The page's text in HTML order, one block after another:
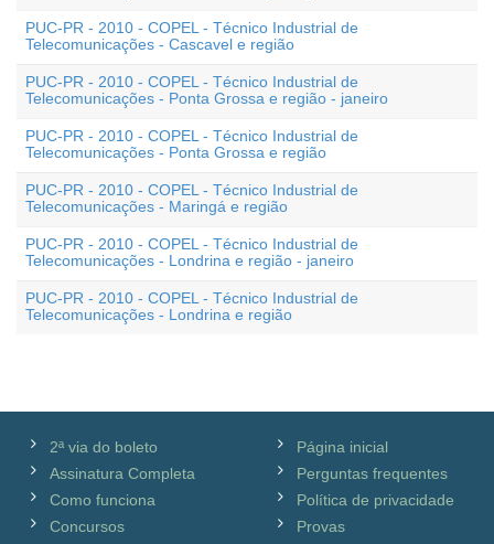
PUC-PR - 2010 - COPEL - Técnico Industrial de
Telecomunicações - Cascavel e região
PUC-PR - 2010 - COPEL - Técnico Industrial de
Telecomunicações - Ponta Grossa e região - janeiro
PUC-PR - 2010 - COPEL - Técnico Industrial de
Telecomunicações - Ponta Grossa e região
PUC-PR - 2010 - COPEL - Técnico Industrial de
Telecomunicações - Maringá e região
PUC-PR - 2010 - COPEL - Técnico Industrial de
Telecomunicações - Londrina e região - janeiro
PUC-PR - 2010 - COPEL - Técnico Industrial de
Telecomunicações - Londrina e região
2ª via do boleto
Assinatura Completa
Como funciona
Concursos
Página inicial
Perguntas frequentes
Política de privacidade
Provas